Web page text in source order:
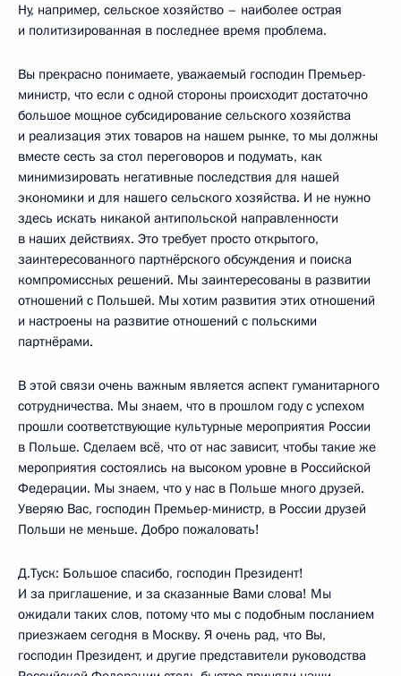
Ну, например, сельское хозяйство – наиболее острая
и политизированная в последнее время проблема.
Вы прекрасно понимаете, уважаемый господин Премьер-
министр, что если с одной стороны происходит достаточно
большое мощное субсидирование сельского хозяйства
и реализация этих товаров на нашем рынке, то мы должны
вместе сесть за стол переговоров и подумать, как
минимизировать негативные последствия для нашей
экономики и для нашего сельского хозяйства. И не нужно
здесь искать никакой антипольской направленности
в наших действиях. Это требует просто открытого,
заинтересованного партнёрского обсуждения и поиска
компромиссных решений. Мы заинтересованы в развитии
отношений с Польшей. Мы хотим развития этих отношений
и настроены на развитие отношений с польскими
партнёрами.
В этой связи очень важным является аспект гуманитарного
сотрудничества. Мы знаем, что в прошлом году с успехом
прошли соответствующие культурные мероприятия России
в Польше. Сделаем всё, что от нас зависит, чтобы такие же
мероприятия состоялись на высоком уровне в Российской
Федерации. Мы знаем, что у нас в Польше много друзей.
Уверяю Вас, господин Премьер-министр, в России друзей
Польши не меньше. Добро пожаловать!
Д.Туск: Большое спасибо, господин Президент!
И за приглашение, и за сказанные Вами слова! Мы
ожидали таких слов, потому что мы с подобным посланием
приезжаем сегодня в Москву. Я очень рад, что Вы,
господин Президент, и другие представители руководства